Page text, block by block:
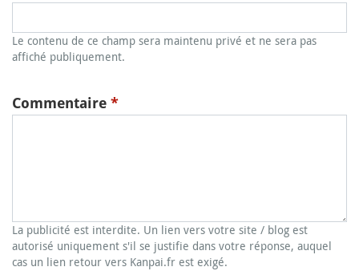
Le contenu de ce champ sera maintenu privé et ne sera pas
affiché publiquement.
Commentaire *
La publicité est interdite. Un lien vers votre site / blog est
autorisé uniquement s'il se justifie dans votre réponse, auquel
cas un lien retour vers Kanpai.fr est exigé.